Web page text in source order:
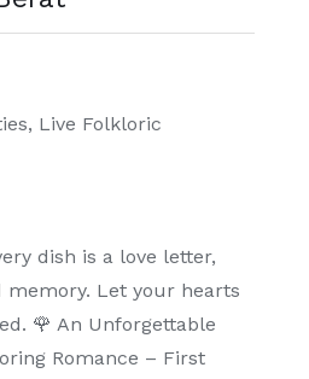
, Live Folkloric
dish is a love letter,
memory. Let your hearts
🌹 An Unforgettable
Romance – First